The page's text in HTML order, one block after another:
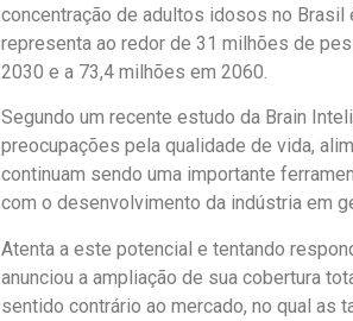
concentração de adultos idosos no Brasil
representa ao redor de 31 milhões de
2030 e a 73,4 milhões em 2060.
Segundo um recente estudo da Brain
preocupações pela qualidade de vida,
continuam sendo uma importante
com o desenvolvimento da indústria em
Atenta a este potencial e tentando
anunciou a ampliação de sua cobertura
sentido contrário ao mercado, no qual as